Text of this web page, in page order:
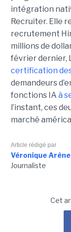
intégration
Recruiter. Elle
recrutement
millions de
février dernier,
certification
demandeurs
fonctions IA à
l’instant, ces
marché
Article rédigé par
Véronique Arène
Journaliste
Cet